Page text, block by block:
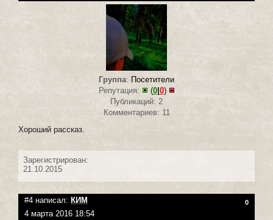
Группа: Посетители
Репутация:
(0|0)
Публикаций: 2
Комментариев: 11
Хороший рассказ.
Зарегистрирован:
21.10.2015
#4 написал: КИМ 0
4 марта 2016 18:54